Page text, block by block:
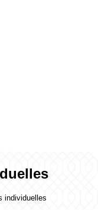
individuelles